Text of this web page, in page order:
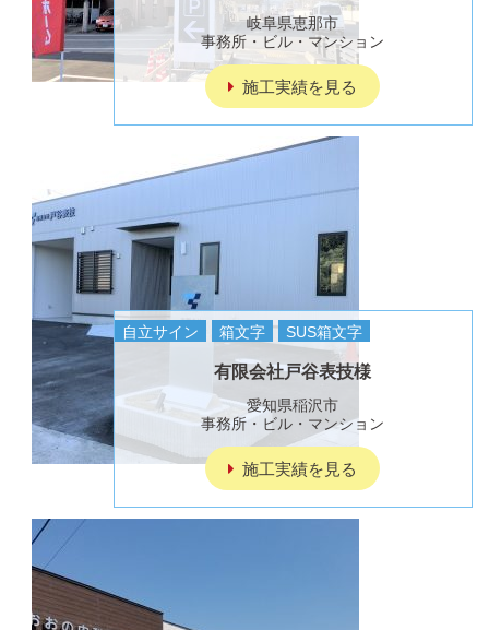
岐阜県恵那市
事務所・ビル・マンション
施工実績を見る
自立サイン 箱文字 SUS箱文字
有限会社戸谷表技様
愛知県稲沢市
事務所・ビル・マンション
施工実績を見る